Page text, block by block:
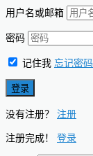
用户名或邮箱
密码
记住我 忘记密码
没有注册？ 注册
注册完成！ 登录